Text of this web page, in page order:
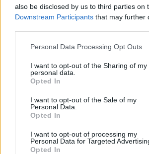
also be disclosed by us to third parties on
Downstream Participants that may further
Please note that this website/app uses
not limited to your visit or usage
grant or deny consent to Google and its
use your data for below specified
consent section.
Personal Data Processing Opt Outs
I want to opt-out of the Sharing of my
personal data.
Opted In
I want to opt-out of the Sale of my
Personal Data.
Opted In
I want to opt-out of processing my
Personal Data for Targeted
Opted In